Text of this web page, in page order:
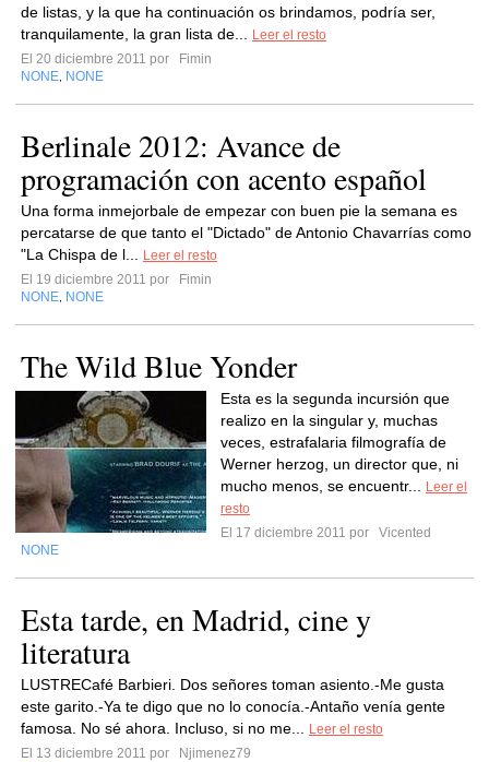
de listas, y la que ha continuación os brindamos, podría ser,
tranquilamente, la gran lista de...
Leer el resto
El 20 diciembre 2011 por
Fimin
NONE NONE
Berlinale 2012: Avance de
programación con acento español
Una forma inmejorbale de empezar con buen pie la semana es
percatarse de que tanto el "Dictado" de Antonio Chavarrías como
"La Chispa de l...
Leer el resto
El 19 diciembre 2011 por
Fimin
NONE NONE
The Wild Blue Yonder
Esta es la segunda incursión que
realizo en la singular y, muchas
veces, estrafalaria filmografía de
Werner herzog, un director que, ni
mucho menos, se encuentr...
Leer el
resto
El 17 diciembre 2011 por
Vicented
NONE
Esta tarde, en Madrid, cine y
literatura
LUSTRECafé Barbieri. Dos señores toman asiento.-Me gusta
este garito.-Ya te digo que no lo conocía.-Antaño venía gente
famosa. No sé ahora. Incluso, si no me...
Leer el resto
El 13 diciembre 2011 por
Njimenez79